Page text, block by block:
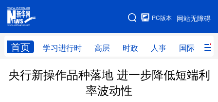
网站无障碍
PC版本
首页 学习进行时 高层 时政 人事 国际 财
网站地图
学习进行时 高层 时政 人事
财经 网评
央行新操作品种落地 进一步降低短端利
率波动性